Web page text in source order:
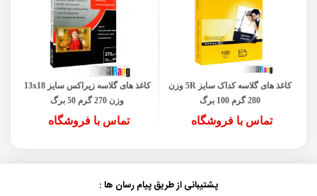
کاغذ های گلاسه کداک سایز 5R وزن
280 گرم 100 برگ
تماس با فروشگاه
کاغذ های گلاسه زیراکس سایز 13x18
وزن 270 گرم 50 برگ
تماس با فروشگاه
پشتیبانی از طریق پیام رسان ها :